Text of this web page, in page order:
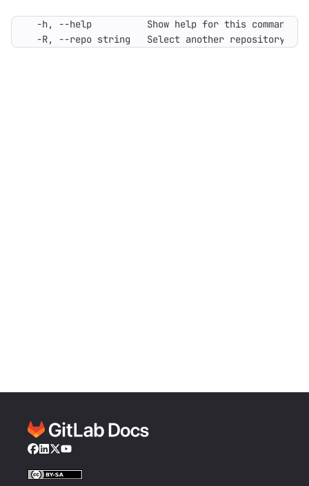
-R, --repo string   Select another repository.
Facebook
LinkedIn
Twitter
YouTube